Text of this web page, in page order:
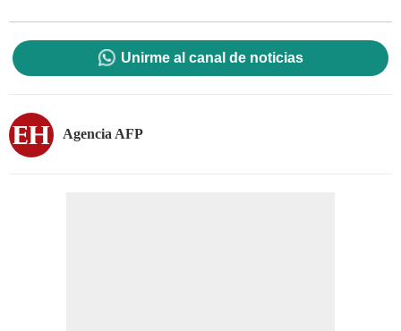
Unirme al canal de noticias
Agencia AFP